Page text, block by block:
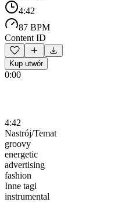
4:42
87 BPM
Content ID
Kup utwór
0:00
4:42
Nastrój/Temat
groovy
energetic
advertising
fashion
Inne tagi
instrumental